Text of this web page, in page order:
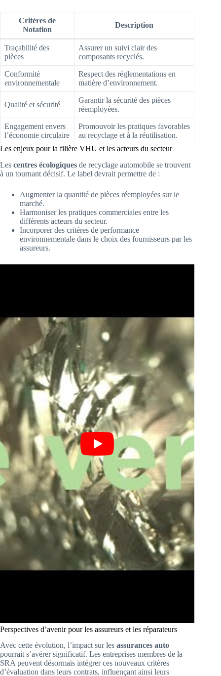
Critères de
Notation
Description
Traçabilité des
pièces
Assurer un suivi clair des
composants recyclés.
Conformité
environnementale
Respect des réglementations en
matière d’environnement.
Qualité et sécurité
Garantir la sécurité des pièces
réemployées.
Engagement envers
l’économie circulaire
Promouvoir les pratiques favorables
au recyclage et à la réutilisation.
Les enjeux pour la filière VHU et les acteurs du secteur
Les centres écologiques de recyclage automobile se trouvent
à un tournant décisif. Le label devrait permettre de :
Augmenter la quantité de pièces réemployées sur le
marché.
Harmoniser les pratiques commerciales entre les
différents acteurs du secteur.
Incorporer des critères de performance
environnementale dans le choix des fournisseurs par les
assureurs.
Perspectives d’avenir pour les assureurs et les réparateurs
Avec cette évolution, l’impact sur les assurances auto
pourrait s’avérer significatif. Les entreprises membres de la
SRA peuvent désormais intégrer ces nouveaux critères
d’évaluation dans leurs contrats, influençant ainsi leurs